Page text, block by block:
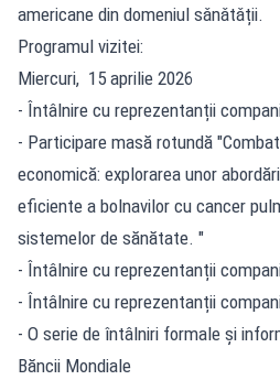
americane din domeniul sǎnǎtǎții.
Programul vizitei:
Miercuri, 15 aprilie 2026
- Întâlnire cu reprezentanții
- Participare masă rotundă
economică: explorarea unor
eficiente a bolnavilor cu cancer
sistemelor de sănătate. "
- Întâlnire cu reprezentanții
- Întâlnire cu reprezentanții
- O serie de întâlniri formale și
Băncii Mondiale